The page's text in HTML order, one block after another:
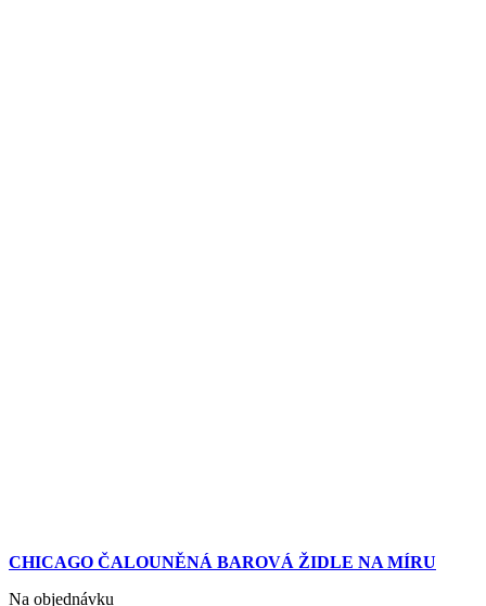
CHICAGO ČALOUNĚNÁ BAROVÁ ŽIDLE NA MÍRU
Na objednávku